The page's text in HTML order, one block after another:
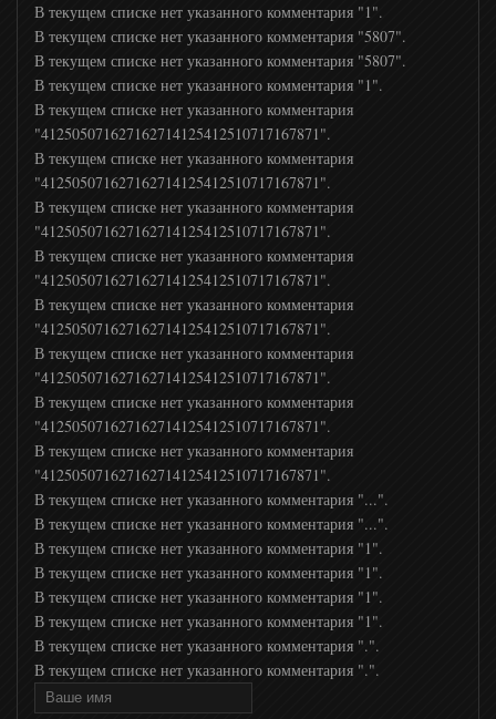
В текущем списке нет указанного комментария "1".
В текущем списке нет указанного комментария "5807".
В текущем списке нет указанного комментария "5807".
В текущем списке нет указанного комментария "1".
В текущем списке нет указанного комментария
"412505071627162714125412510717167871".
В текущем списке нет указанного комментария
"412505071627162714125412510717167871".
В текущем списке нет указанного комментария
"412505071627162714125412510717167871".
В текущем списке нет указанного комментария
"412505071627162714125412510717167871".
В текущем списке нет указанного комментария
"412505071627162714125412510717167871".
В текущем списке нет указанного комментария
"412505071627162714125412510717167871".
В текущем списке нет указанного комментария
"412505071627162714125412510717167871".
В текущем списке нет указанного комментария
"412505071627162714125412510717167871".
В текущем списке нет указанного комментария "...".
В текущем списке нет указанного комментария "...".
В текущем списке нет указанного комментария "1".
В текущем списке нет указанного комментария "1".
В текущем списке нет указанного комментария "1".
В текущем списке нет указанного комментария "1".
В текущем списке нет указанного комментария ".".
В текущем списке нет указанного комментария ".".